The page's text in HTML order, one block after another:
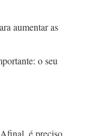
aumentar as
o seu
é preciso